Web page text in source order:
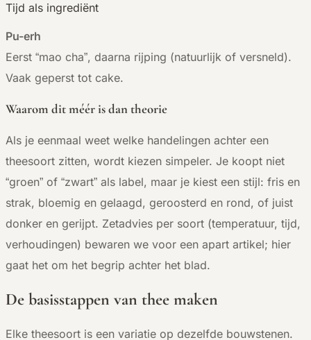
Tijd als ingrediënt
Pu-erh
Eerst “mao cha”, daarna rijping (natuurlijk of versneld).
Vaak geperst tot cake.
Waarom dit méér is dan theorie
Als je eenmaal weet welke handelingen achter een
theesoort zitten, wordt kiezen simpeler. Je koopt niet
“groen” of “zwart” als label, maar je kiest een stijl: fris en
strak, bloemig en gelaagd, geroosterd en rond, of juist
donker en gerijpt. Zetadvies per soort (temperatuur, tijd,
verhoudingen) bewaren we voor een apart artikel; hier
gaat het om het begrip achter het blad.
De basisstappen van thee maken
Elke theesoort is een variatie op dezelfde bouwstenen.